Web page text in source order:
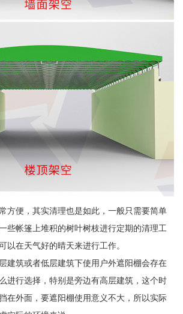
方便，其实清理也是如此，一般只需要简单
些帐篷上堆积的树叶树枝进行定期的清理工
以在天气好的晴天来进行工作。
建筑或者低层建筑下使用户外遮阳棚会存在
进行选择，特别是旁边有高层建筑，这个时
在外面，要遮阳棚使用意义不大，所以实际